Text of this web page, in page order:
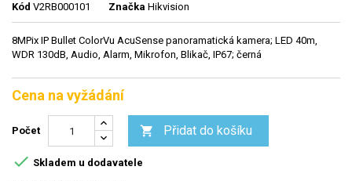
Kód V2RB000101 Značka Hikvision
8MPix IP Bullet ColorVu AcuSense panoramatická kamera; LED 40m,
WDR 130dB, Audio, Alarm, Mikrofon, Blikač, IP67; černá
Cena na vyžádání
Počet  Přidat do košíku
 Skladem u dodavatele